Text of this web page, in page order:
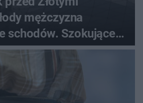
mężczyzna
schodów. Szokujące
po sieci